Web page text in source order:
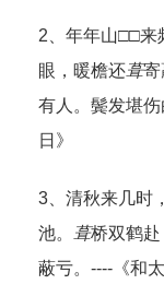
2、年年山□□来
眼，暖檐还葺寄
有人。鬓发堪
日》
3、清秋来几时
池。
葺桥双鹤
蔽亏。----《和